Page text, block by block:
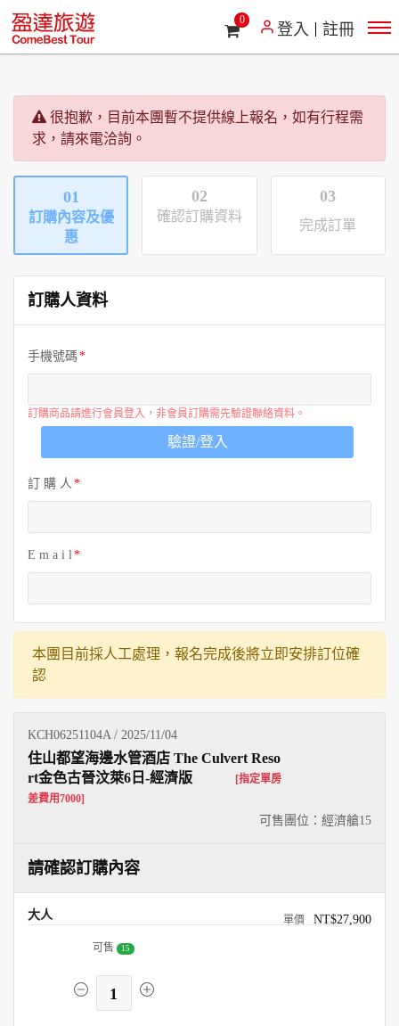
0
登入 註冊
很抱歉，目前本團暫不提供線上報名，如有行程需
求，請來電洽詢。
01
訂購內容及優
惠
02
確認訂購資料
03
完成訂單
訂購人資料
手機號碼
訂購商品請進行會員登入，非會員訂購需先驗證聯絡資料。
驗證/登入
訂 購 人
E m a i l
本團目前採人工處理，報名完成後將立即安排訂位確
認
KCH06251104A / 2025/11/04
可售團位：經濟艙15
住山都望海邊水管酒店 The Culvert Reso
rt金色古晉汶萊6日-經濟版
[指定單房
差費用7000]
請確認訂購內容
大人 NT$27,900
可售 15
1